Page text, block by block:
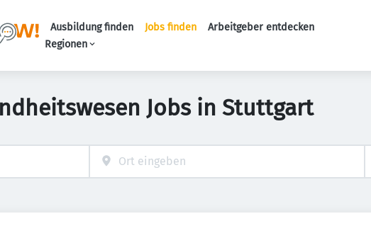
Ausbildung finden Jobs finden
Arbeitgeber entdecken
Regionen
Jobs in Stuttgart